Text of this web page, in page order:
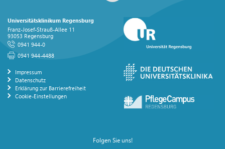
Universitätsklinikum Regensburg
Franz-Josef-Strauß-Allee 11
93053 Regensburg
0941 944-0
0941 944-4488
Impressum
Datenschutz
Erklärung zur Barrierefreiheit
Cookie-Einstellungen
Folgen Sie uns!